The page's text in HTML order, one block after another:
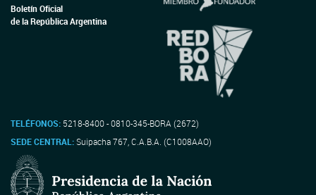
Boletín Oficial
de la República Argentina
TELÉFONOS: 5218-8400 - 0810-345-BORA (2672)
SEDE CENTRAL:Suipacha 767, C.A.B.A. (C1008AAO)